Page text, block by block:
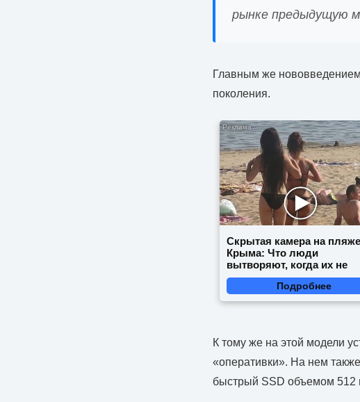
рынке предыдущую
Главным же
поколения.
Скрытая камера на пляже
Крыма: Что люди
вытворяют, когда их не
видят...
Подробнее
К тому же на этой модели
«оперативки». На нем
быстрый SSD объемом 512